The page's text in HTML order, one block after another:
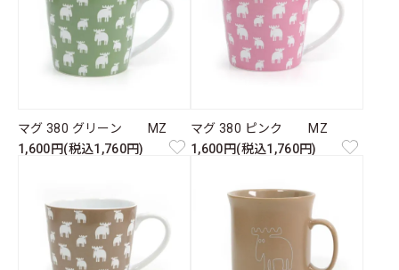
マグ 380 グリーン MZ
1,600円(税込1,760円)
マグ 380 ピンク MZ
1,600円(税込1,760円)